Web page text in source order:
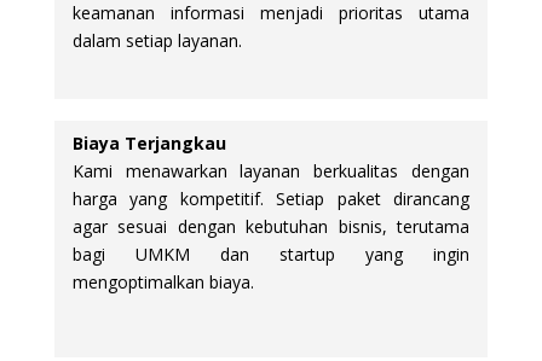
keamanan informasi menjadi prioritas utama
dalam setiap layanan.
Biaya Terjangkau
Kami menawarkan layanan berkualitas dengan
harga yang kompetitif. Setiap paket dirancang
agar sesuai dengan kebutuhan bisnis, terutama
bagi UMKM dan startup yang ingin
mengoptimalkan biaya.